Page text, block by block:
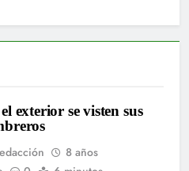
exterior se visten sus
8 años